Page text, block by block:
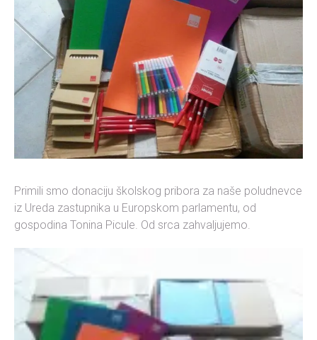
Primili smo donaciju školskog pribora za naše poludnevce
iz Ureda zastupnika u Europskom parlamentu, od
gospodina Tonina Picule. Od srca zahvaljujemo.